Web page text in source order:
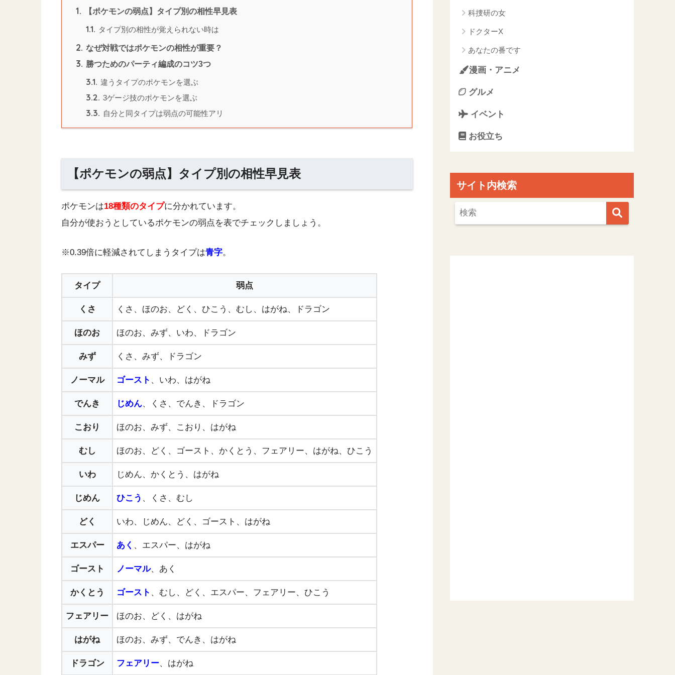
1. 【ポケモンの弱点】タイプ別の相性早見表
1.1. タイプ別の相性が覚えられない時は
2. なぜ対戦ではポケモンの相性が重要？
3. 勝つためのパーティ編成のコツ3つ
3.1. 違うタイプのポケモンを選ぶ
3.2. 3ゲージ技のポケモンを選ぶ
3.3. 自分と同タイプは弱点の可能性アリ
【ポケモンの弱点】タイプ別の相性早見表
ポケモンは18種類のタイプに分かれています。
自分が使おうとしているポケモンの弱点を表でチェックしましょう。
※0.39倍に軽減されてしまうタイプは青字。
タイプ 弱点
くさ くさ、ほのお、どく、ひこう、むし、はがね、ドラゴン
ほのお ほのお、みず、いわ、ドラゴン
みず くさ、みず、ドラゴン
ノーマル ゴースト 、いわ、はがね
でんき じめん、くさ、でんき、ドラゴン
こおり ほのお、みず、こおり、はがね
むし ほのお、どく、ゴースト、かくとう、フェアリー、はがね、ひこう
いわ じめん、かくとう、はがね
じめん ひこう 、くさ、むし
どく いわ、じめん、どく、ゴースト、はがね
エスパー あく 、エスパー、はがね
ゴースト ノーマル、あく
かくとう ゴースト 、むし、どく、エスパー、フェアリー、ひこう
フェアリー ほのお、どく、はがね
はがね ほのお、みず、でんき、はがね
ドラゴン フェアリー、はがね
科捜研の女
ドクターX
あなたの番です
漫画・アニメ
グルメ
イベント
お役立ち
サイト内検索